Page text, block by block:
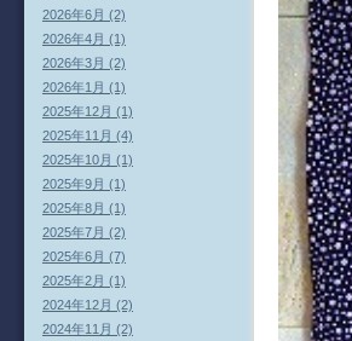
2026年6月 (2)
2026年4月 (1)
2026年3月 (2)
2026年1月 (1)
2025年12月 (1)
2025年11月 (4)
2025年10月 (1)
2025年9月 (1)
2025年8月 (1)
2025年7月 (2)
2025年6月 (7)
2025年2月 (1)
2024年12月 (2)
2024年11月 (2)